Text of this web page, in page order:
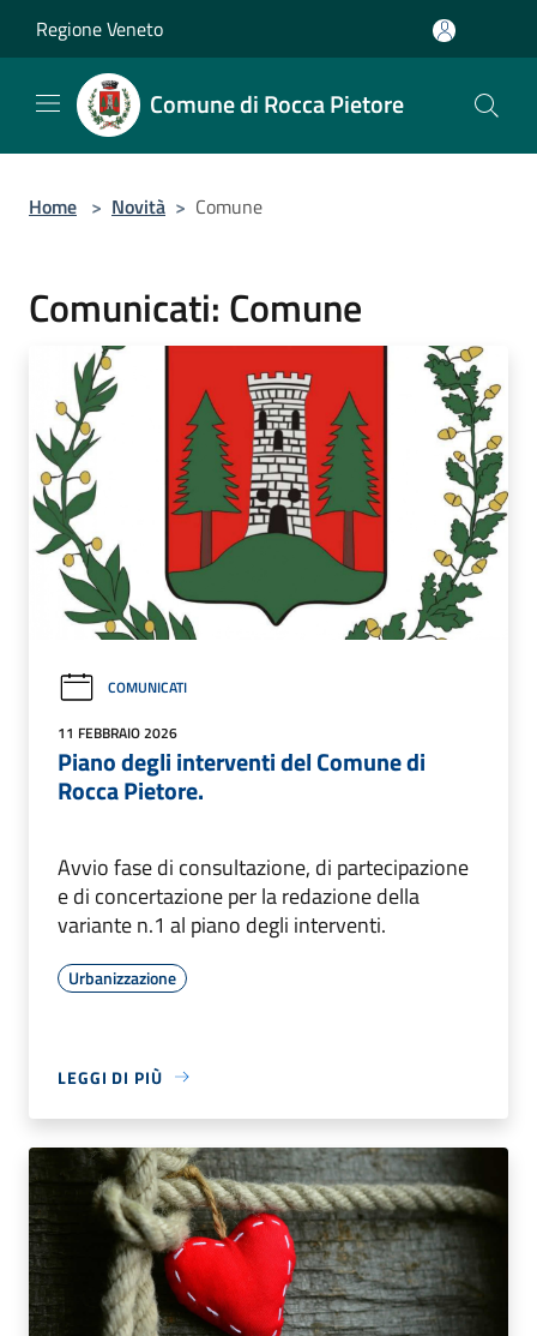
Regione Veneto
Comune di Rocca Pietore
Home > Novità > Comune
Comunicati: Comune
COMUNICATI
11 FEBBRAIO 2026
Piano degli interventi del Comune di
Rocca Pietore.
Avvio fase di consultazione, di partecipazione
e di concertazione per la redazione della
variante n.1 al piano degli interventi.
Urbanizzazione
LEGGI DI PIÙ